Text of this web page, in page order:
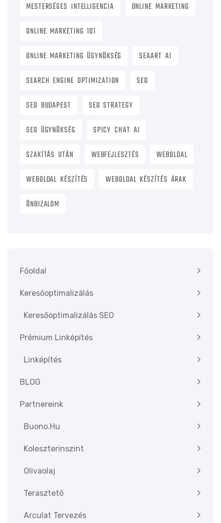
MESTERSÉGES INTELLIGENCIA
ONLINE MARKETING
ONLINE MARKETING 101
ONLINE MARKETING ÜGYNÖKSÉG
SEAART AI
SEARCH ENGINE OPTIMIZATION
SEO
SEO BUDAPEST
SEO STRATEGY
SEO ÜGYNÖKSÉG
SPICY CHAT AI
SZAKÍTÁS UTÁN
WEBFEJLESZTÉS
WEBOLDAL
WEBOLDAL KÉSZÍTÉS
WEBOLDAL KÉSZÍTÉS ÁRAK
ÖNBIZALOM
Főoldal
Keresőoptimalizálás
Keresőoptimalizálás SEO
Prémium Linképítés
Linképítés
BLOG
Partnereink
Buono.hu
Koleszterinszint
Olivaolaj
Terasztető
Arculat Tervezés